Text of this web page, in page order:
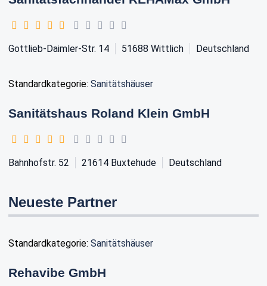
Gottlieb-Daimler-Str. 14 51688 Wittlich Deutschland
Standardkategorie: Sanitätshäuser
Sanitätshaus Roland Klein GmbH
Bahnhofstr. 52 21614 Buxtehude Deutschland
Neueste Partner
Standardkategorie: Sanitätshäuser
Rehavibe GmbH